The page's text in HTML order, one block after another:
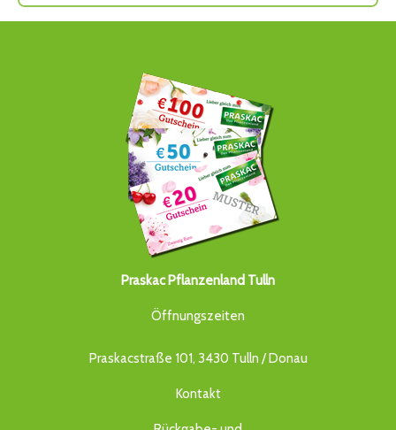
Praskac Pflanzenland Tulln
Öffnungszeiten
Praskacstraße 101, 3430 Tulln / Donau
Kontakt